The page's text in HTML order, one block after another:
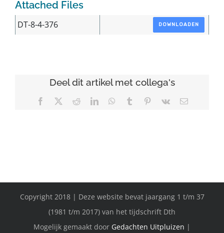
Attached Files
DT-8-4-376 DOWNLOADEN
Deel dit artikel met collega's
Facebook RedditLinkedInWhatsApp
Tumblr Pinterest
Vk
E-
Copyright 2018 | Deze website bevat jaargang 1 t/m 37
(1981 t/m 2017) van het tijdschrift Dth
Mogelijk gemaakt door Gedachten Uitpluizen |